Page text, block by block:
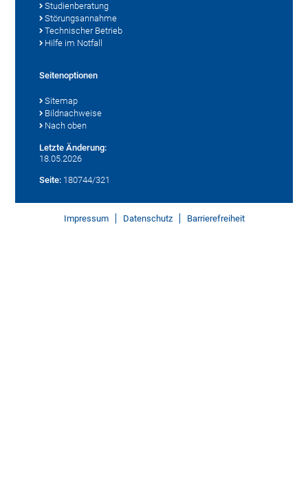
Studienberatung
Störungsannahme
Technischer Betrieb
Hilfe im Notfall
Seitenoptionen
Sitemap
Bildnachweise
Nach oben
Letzte Änderung:
18.05.2026
Seite: 180744/321
Impressum Datenschutz Barrierefreiheit